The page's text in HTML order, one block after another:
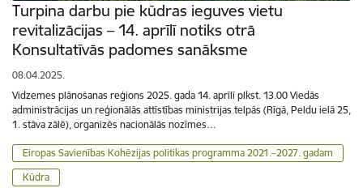
Turpina darbu pie kūdras ieguves vietu
revitalizācijas – 14. aprīlī notiks otrā
Konsultatīvās padomes sanāksme
08.04.2025.
Vidzemes plānošanas reģions 2025. gada 14. aprīlī plkst. 13.00 Viedās
administrācijas un reģionālās attīstības ministrijas telpās (Rīgā, Peldu ielā 25,
1. stāva zālē), organizēs nacionālās nozīmes…
Eiropas Savienības Kohēzijas politikas programma 2021.–2027. gadam
Kūdra